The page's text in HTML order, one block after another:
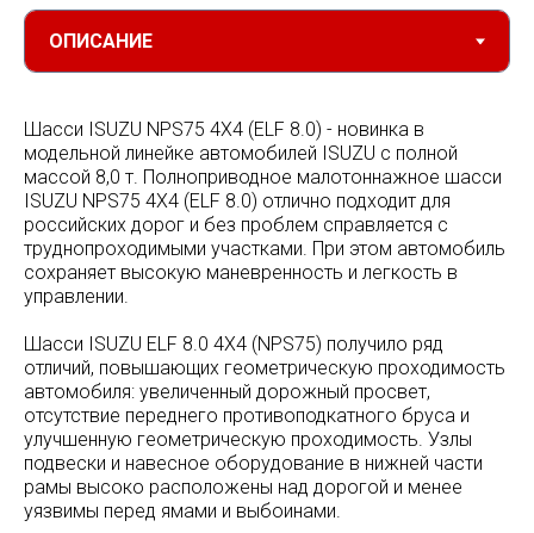
Шасси ISUZU NPS75 4X4 (ELF 8.0) - новинка в
модельной линейке автомобилей ISUZU с полной
массой 8,0 т. Полноприводное малотоннажное шасси
ISUZU NPS75 4X4 (ELF 8.0) отлично подходит для
российских дорог и без проблем справляется с
труднопроходимыми участками. При этом автомобиль
сохраняет высокую маневренность и легкость в
управлении.
Шасси ISUZU ELF 8.0 4X4 (NPS75) получило ряд
отличий, повышающих геометрическую проходимость
автомобиля: увеличенный дорожный просвет,
отсутствие переднего противоподкатного бруса и
улучшенную геометрическую проходимость. Узлы
подвески и навесное оборудование в нижней части
рамы высоко расположены над дорогой и менее
уязвимы перед ямами и выбоинами.